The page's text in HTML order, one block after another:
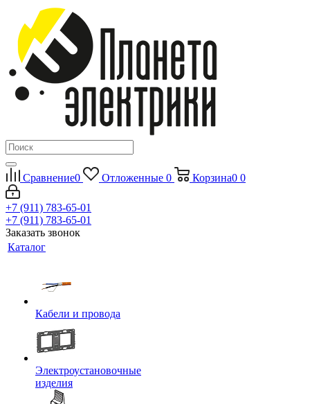
Сравнение0 Отложенные 0 Корзина0 0
+7 (911) 783-65-01
+7 (911) 783-65-01
Заказать звонок
Каталог
Кабели и провода
Электроустановочные
изделия